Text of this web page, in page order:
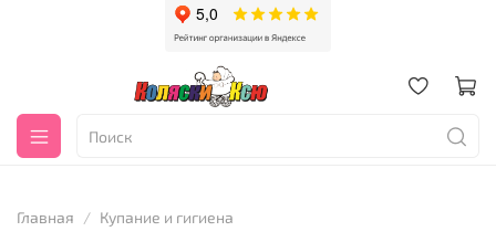
Главная Купание и гигиена